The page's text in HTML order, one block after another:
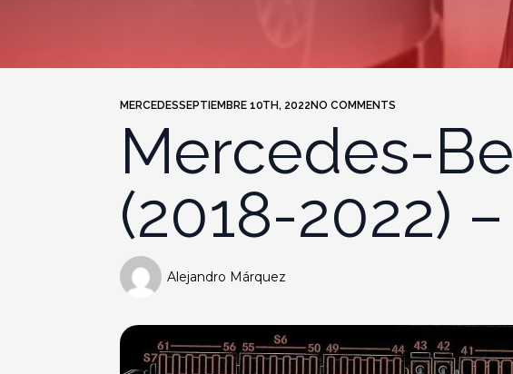
MERCEDESSEPTIEMBRE 10TH, 2022 NO COMMENTS
Mercedes-
(2018-2022)
Alejandro Márquez